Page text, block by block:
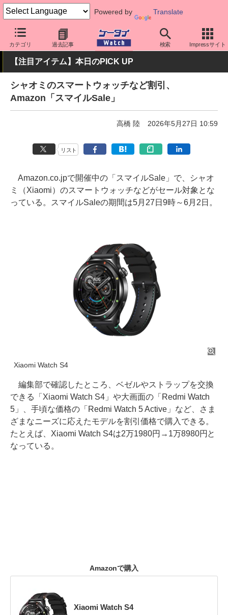
Powered by Translate
カテゴリ 過去記事 検索 Impressサイト
ケータイ Watch 周辺機器/アクセサリー ウェアラブル スマー
【注目アイテム】本日のPICK UP
シャオミのスマートウォッチなど割引、
Amazon「スマイルSale」
高橋 陸 2026年5月27日 10:59
リスト
Amazon.co.jpで開催中の「スマイルSale」で、シャオ
ミ（Xiaomi）のスマートウォッチなどがセール対象とな
っている。スマイルSaleの期間は5月27日9時～6月2日。
Xiaomi Watch S4
編集部で確認したところ、ベゼルやストラップを交換
できる「Xiaomi Watch S4」や大画面の「Redmi Watch
5」、手頃な価格の「Redmi Watch 5 Active」など、さま
ざまなニーズに応えたモデルを割引価格で購入できる。
たとえば、Xiaomi Watch S4は2万1980円→1万8980円と
なっている。
Amazonで購入
Xiaomi Watch S4